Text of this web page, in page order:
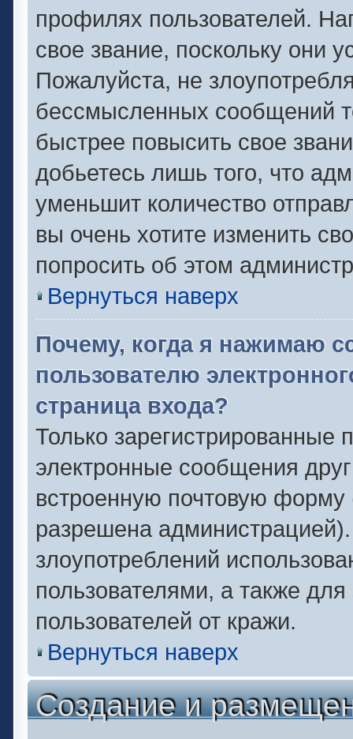
профилях пользователей.
свое звание, поскольку они
Пожалуйста, не
бессмысленных сообщений
быстрее повысить свое
добьетесь лишь того, что
уменьшит количество
вы очень хотите изменить
попросить об этом
Вернуться наверх
Почему, когда я нажимаю
пользователю
страница входа?
Только зарегистрированные
электронные сообщения
встроенную почтовую
разрешена
злоупотреблений
пользователями, а также
пользователей от кражи.
Вернуться наверх
Создание и